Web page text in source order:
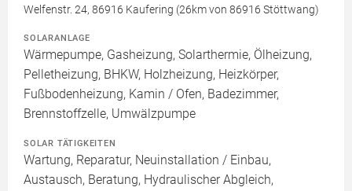
Welfenstr. 24, 86916 Kaufering (26km von 86916 Stöttwang)
SOLARANLAGE
Wärmepumpe, Gasheizung, Solarthermie, Ölheizung,
Pelletheizung, BHKW, Holzheizung, Heizkörper,
Fußbodenheizung, Kamin / Ofen, Badezimmer,
Brennstoffzelle, Umwälzpumpe
SOLAR TÄTIGKEITEN
Wartung, Reparatur, Neuinstallation / Einbau,
Austausch, Beratung, Hydraulischer Abgleich,